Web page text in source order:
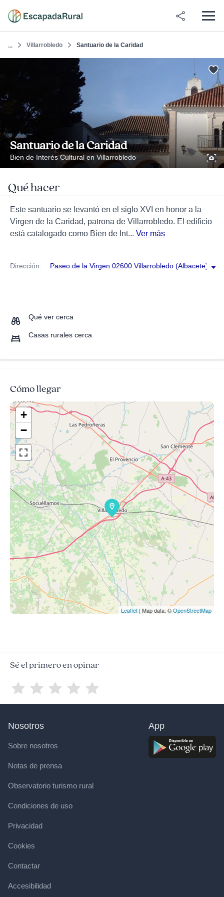
... Villarrobledo Santuario de la Caridad
Santuario de la Caridad
Bien de Interés Cultural en Villarrobledo
Qué hacer
Este santuario se levantó en el siglo XVI en honor a la
Virgen de la Caridad, patrona de Villarrobledo. El edificio
está catalogado como Bien de Int... Ver más
Dirección: Paseo de la Virgen 02600 Villarrobledo (Albacete)
Qué ver cerca
Casas rurales cerca
Cómo llegar
+
−
Leaflet | Map data: ©OpenStreetMap
Sé el primero en opinar
Nosotros
Sobre nosotros
Notas de prensa
Observatorio turismo rural
Condiciones de uso
Privacidad
Cookies
Contactar
Accesibilidad
App